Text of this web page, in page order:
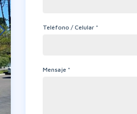
Teléfono / Celular *
Mensaje *